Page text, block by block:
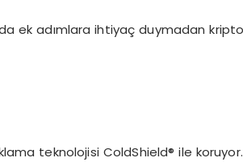
ek adımlara ihtiyaç duymadan kripto
teknolojisi ColdShield® ile